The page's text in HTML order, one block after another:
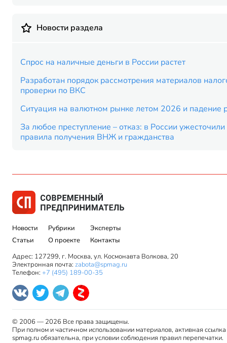
Новости раздела
Спрос на наличные деньги в России растет
Разработан порядок рассмотрения материалов
проверки по ВКС
Ситуация на валютном рынке летом 2026 и падение
За любое преступление – отказ: в России ужесточили
правила получения ВНЖ и гражданства
Новости
Статьи
Рубрики
О проекте
Эксперты
Контакты
Адрес: 127299, г. Москва, ул. Космонавта Волкова, 20
Электронная почта: zabota@spmag.ru
Телефон: +7 (495) 189-00-35
© 2006 — 2026 Все права защищены.
При полном и частичном использовании материалов, активная
spmag.ru обязательна, при условии соблюдения правил перепечатки.